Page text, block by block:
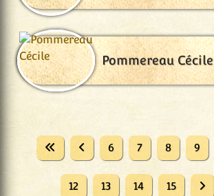
Pommereau Cécile
6 7 8 9
12 13 14 15